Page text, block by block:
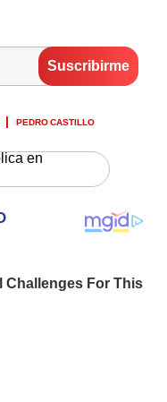
PEDRO CASTILLO
en